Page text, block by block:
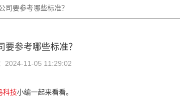
司要参考哪些标准？
参考哪些标准？
2024-11-05 11:29:02
科技小编一起来看看。